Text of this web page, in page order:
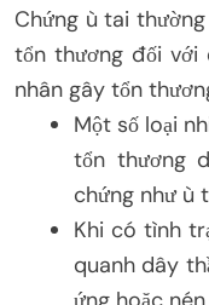
Chứng ù tai
tổn thương đối với
nhân gây tổn
Một số loại
tổn thương
chứng như ù
Khi có tình
quanh dây